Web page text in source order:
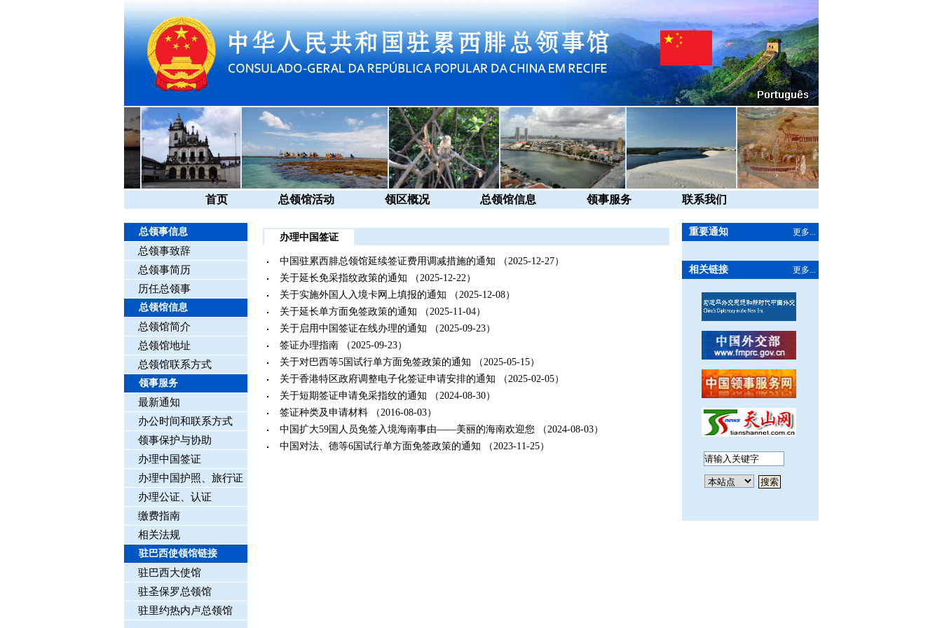
首页 总领馆活动 领区概况 总领馆信息 领事服务 联系我们
总领事信息
总领事致辞
总领事简历
历任总领事
总领馆信息
总领馆简介
总领馆地址
总领馆联系方式
领事服务
最新通知
办公时间和联系方式
领事保护与协助
办理中国签证
办理中国护照、旅行证
办理公证、认证
缴费指南
相关法规
驻巴西使领馆链接
驻巴西大使馆
驻圣保罗总领馆
驻里约热内卢总领馆
办理中国签证
中国驻累西腓总领馆延续签证费用调减措施的通知 （2025-12-27）
关于延长免采指纹政策的通知 （2025-12-22）
关于实施外国人入境卡网上填报的通知 （2025-12-08）
关于延长单方面免签政策的通知 （2025-11-04）
关于启用中国签证在线办理的通知 （2025-09-23）
签证办理指南（2025-09-23）
关于对巴西等5国试行单方面免签政策的通知 （2025-05-15）
关于香港特区政府调整电子化签证申请安排的通知 （2025-02-05）
关于短期签证申请免采指纹的通知 （2024-08-30）
签证种类及申请材料（2016-08-03）
中国扩大59国人员免签入境海南事由——美丽的海南欢迎您（2024-08-03）
中国对法、德等6国试行单方面免签政策的通知 （2023-11-25）
重要通知 更多...
相关链接 更多...